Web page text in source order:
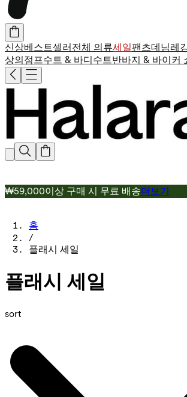
신상베스트셀러전체 의류세일팬츠데님레
상의점프수트 & 바디수트반바지 & 바이커
₩59,000이상 구매 시 무료 배송더보기
홈
/
플래시 세일
플래시 세일
sort